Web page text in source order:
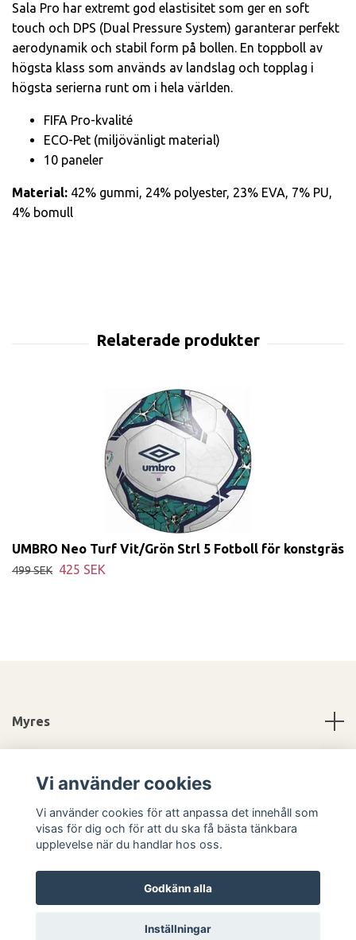
Sala Pro har extremt god elastisitet som ger en soft
touch och DPS (Dual Pressure System) garanterar perfekt
aerodynamik och stabil form på bollen. En toppboll av
högsta klass som används av landslag och topplag i
högsta serierna runt om i hela världen.
FIFA Pro-kvalité
ECO-Pet (miljövänligt material)
10 paneler
Material: 42% gummi, 24% polyester, 23% EVA, 7% PU,
4% bomull
UMBRO Neo Turf Vit/Grön Strl 5 Fotboll för konstgräs
499 SEK 425 SEK
Myres
Sociala medier
© 2026 Myres
Vi använder cookies
Vi använder cookies för att anpassa det innehåll som
visas för dig och för att du ska få bästa tänkbara
upplevelse när du handlar hos oss.
Godkänn alla
Inställningar